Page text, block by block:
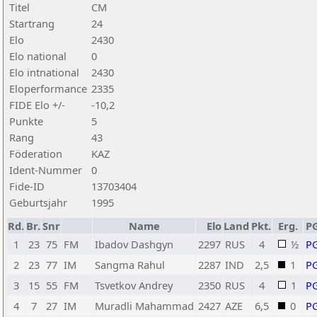
Titel
CM
Startrang
24
Elo
2430
Elo national
0
Elo intnational
2430
Eloperformance 2335
FIDE Elo +/-
-10,2
Punkte
5
Rang
43
Föderation
KAZ
Ident-Nummer
0
Fide-ID
13703404
Geburtsjahr
1995
Rd. Br.Snr Name Elo Land Pkt. Erg.
1
23 75 FM Ibadov Dashgyn 2297 RUS 4 ½
2
23 77 IM Sangma Rahul 2287 IND 2,5 1
3
15 55 FM Tsvetkov Andrey 2350 RUS 4 1
4
7 27 IM Muradli Mahammad 2427 AZE 6,5 0